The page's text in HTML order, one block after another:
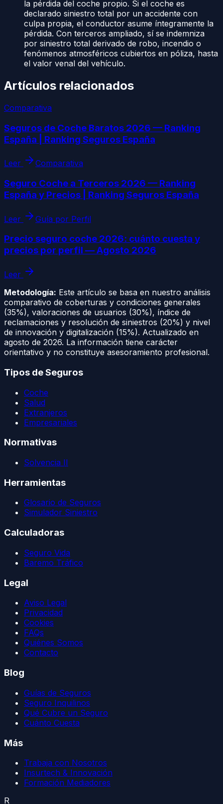
la pérdida del coche propio. Si el coche es
declarado siniestro total por un accidente con
culpa propia, el conductor asume íntegramente la
pérdida. Con terceros ampliado, sí se indemniza
por siniestro total derivado de robo, incendio o
fenómenos atmosféricos cubiertos en póliza, hasta
el valor venal del vehículo.
Artículos relacionados
Comparativa
Seguros de Coche Baratos 2026 — Ranking
España | Ranking Seguros España
Leer Comparativa
Seguro Coche a Terceros 2026 — Ranking
España y Precios | Ranking Seguros España
Leer Guía por Perfil
Precio seguro coche 2026: cuánto cuesta y
precios por perfil — Agosto 2026
Leer
Metodología: Este artículo se basa en nuestro análisis
comparativo de coberturas y condiciones generales
(35%), valoraciones de usuarios (30%), índice de
reclamaciones y resolución de siniestros (20%) y nivel
de innovación y digitalización (15%). Actualizado en
agosto de 2026. La información tiene carácter
orientativo y no constituye asesoramiento profesional.
Tipos de Seguros
Coche
Salud
Extranjeros
Empresariales
Normativas
Solvencia II
Herramientas
Glosario de Seguros
Simulador Siniestro
Calculadoras
Seguro Vida
Baremo Tráfico
Legal
Aviso Legal
Privacidad
Cookies
FAQs
Quiénes Somos
Contacto
Blog
Guías de Seguros
Seguro Inquilinos
Qué Cubre un Seguro
Cuánto Cuesta
Más
Trabaja con Nosotros
Insurtech & Innovación
Formación Mediadores
R